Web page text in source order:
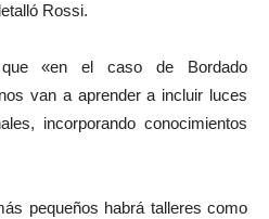
Rossi.
«en el caso de Bordado
van a aprender a incluir luces
incorporando conocimientos
pequeños habrá talleres como